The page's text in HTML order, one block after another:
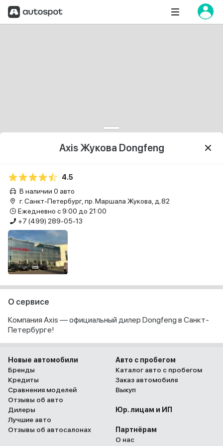
Axis Жукова Dongfeng
4.5
В наличии 0 авто
г. Санкт-Петербург, пр. Маршала Жукова, д.82
Ежедневно с 9:00 до 21:00
+7 (499) 289-05-13
О сервисе
Компания Axis — официальный дилер Dongfeng в Санкт-
Петербурге!
Новые автомобили
Бренды
Кредиты
Сравнения моделей
Отзывы об авто
Дилеры
Лучшие авто
Отзывы об автосалонах
Авто с пробегом
Каталог авто с пробегом
Заказ автомобиля
Выкуп
Юр. лицам и ИП
Партнёрам
О нас